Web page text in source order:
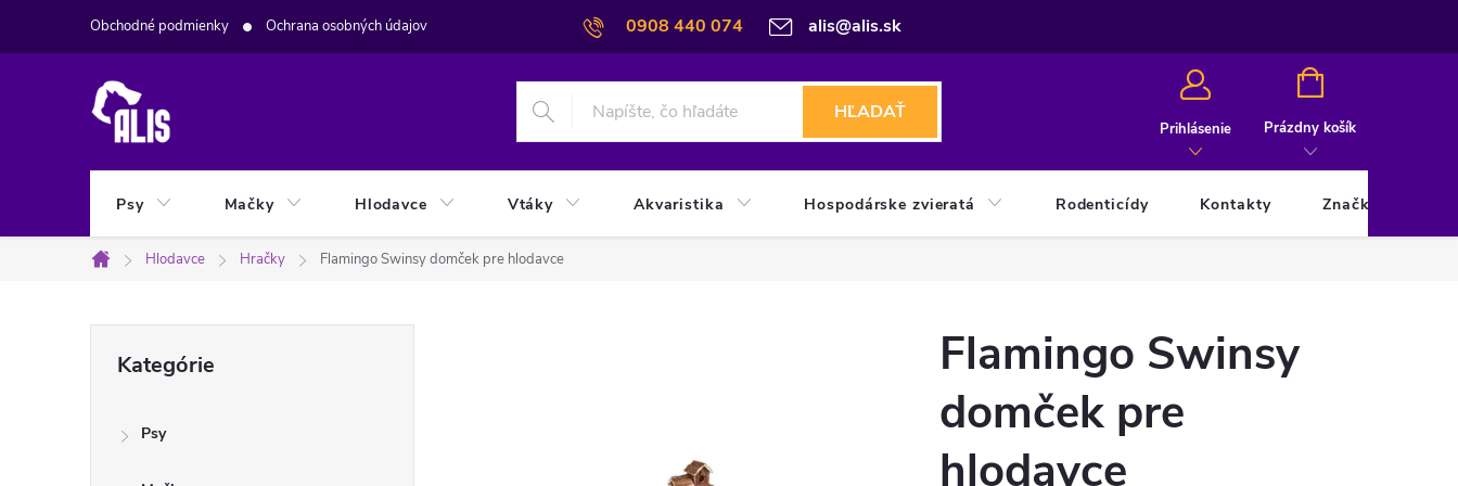
0908 440 074 alis@alis.sk
Obchodné podmienky Ochrana osobných údajov
HĽADAŤ
Prihlásenie
NÁKUPNÝ
Prázdny košík
Psy Mačky Hlodavce Vtáky Akvaristika Hospodárske zvieratá Rodenticídy Kontakty Značky
Domov
Hlodavce Hračky Flamingo Swinsy domček pre hlodavce
kategórie
Kategórie
Psy
Flamingo Swinsy
domček pre
hlodavce